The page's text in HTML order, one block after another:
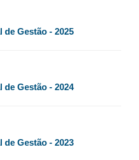
de Gestão - 2025
de Gestão - 2024
de Gestão - 2023